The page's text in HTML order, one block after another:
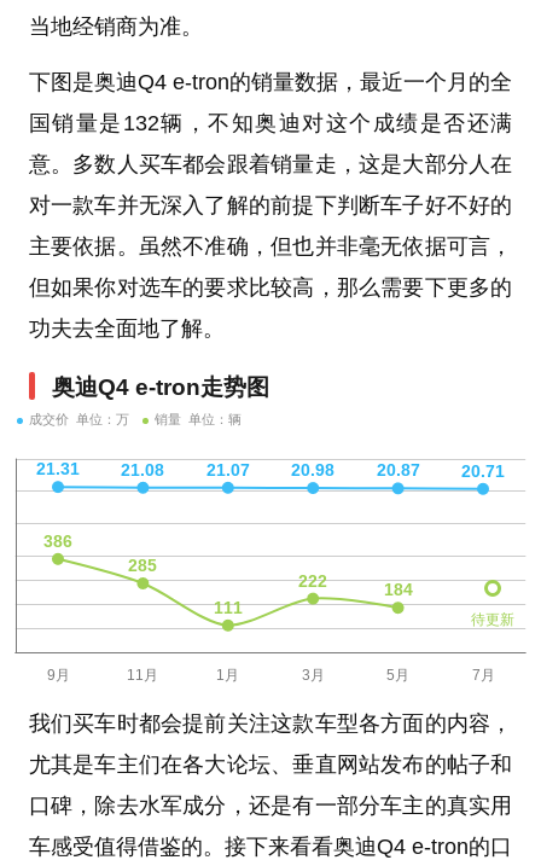
当地经销商为准。
下图是奥迪Q4 e-tron的销量数据，最近一个月的全
国销量是132辆，不知奥迪对这个成绩是否还满
意。多数人买车都会跟着销量走，这是大部分人在
对一款车并无深入了解的前提下判断车子好不好的
主要依据。虽然不准确，但也并非毫无依据可言，
但如果你对选车的要求比较高，那么需要下更多的
功夫去全面地了解。
奥迪Q4 e-tron走势图
成交价 单位：万 销量 单位：辆
待更新
我们买车时都会提前关注这款车型各方面的内容，
尤其是车主们在各大论坛、垂直网站发布的帖子和
口碑，除去水军成分，还是有一部分车主的真实用
车感受值得借鉴的。接下来看看奥迪Q4 e-tron的口